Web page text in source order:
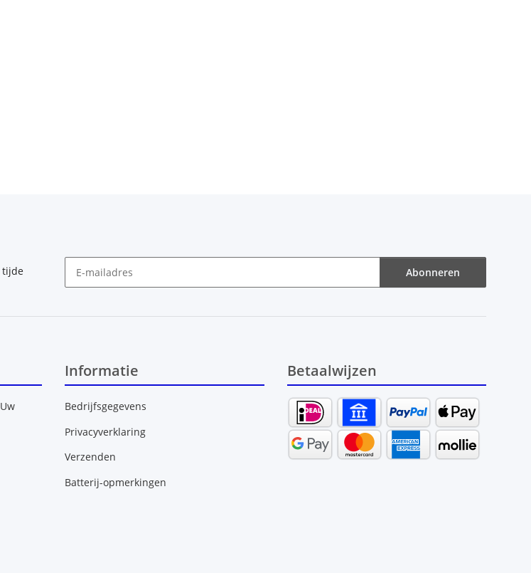
tijde
Abonneren
Informatie
Bedrijfsgegevens
Privacyverklaring
Verzenden
Batterij-opmerkingen
Betaalwijzen